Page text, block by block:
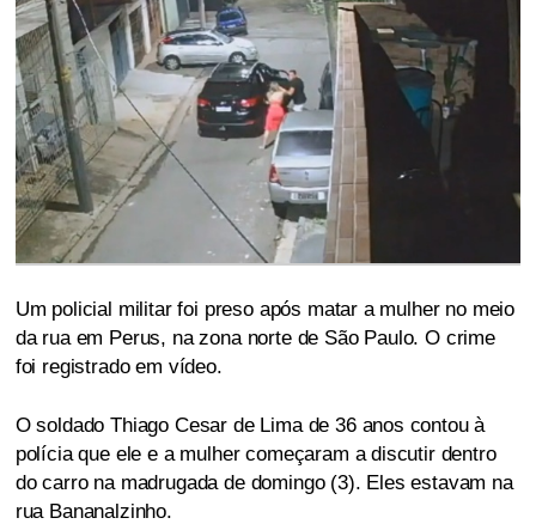
Um policial militar foi preso após matar a mulher no meio
da rua em Perus, na zona norte de São Paulo. O crime
foi registrado em vídeo.
O soldado Thiago Cesar de Lima de 36 anos contou à
polícia que ele e a mulher começaram a discutir dentro
do carro na madrugada de domingo (3). Eles estavam na
rua Bananalzinho.